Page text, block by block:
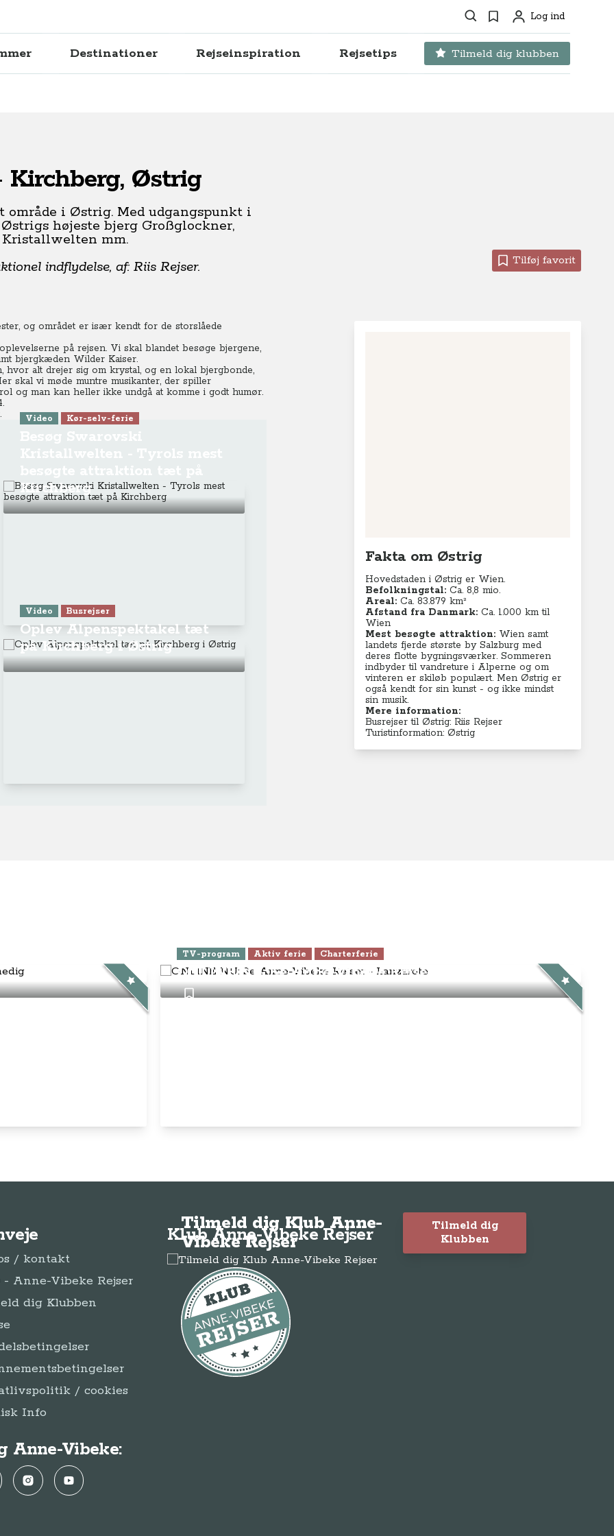
Søg Favoritter
ProfilLog ind
Destinationer Rejseinspiration Rejsetips Tilmeld dig klubben
Kirchberg, Østrig
i Østrig. Med udgangspunkt i
Østrigs højeste bjerg Großglockner,
mm.
indflydelse, af: Riis Rejser.
Tilføj favorit
og området er især kendt for de storslåede
på rejsen. Vi skal blandet besøge bjergene,
bjergkæden Wilder Kaiser.
alt drejer sig om krystal, og en lokal bjergbonde,
skal vi møde muntre musikanter, der spiller
og man kan heller ikke undgå at komme i godt humør.
Video Kør-selv-ferie
Kirchberg
Video Busrejser
Oplev Alpenspektakel tæt
på Kirchberg i Østrig
Fakta om Østrig
Hovedstaden i Østrig er Wien.
Befolkningstal: Ca. 8,8 mio.
Areal:Ca. 83.879 km²
Afstand fra Danmark: Ca. 1.000 km til
Wien
Mest besøgte attraktion: Wien samt
landets fjerde største by Salzburg med
deres flotte bygningsværker. Sommeren
indbyder til vandreture i Alperne og om
vinteren er skiløb populært. Men Østrig er
også kendt for sin kunst - og ikke mindst
sin musik.
Mere information:
Busrejser til Østrig: Riis Rejser
Turistinformation: Østrig
TV-program Aktiv ferie Charterferie
ONLINE NU: Se Anne-Vibeke Rejser - Lanzarote
/ kontakt
- Anne-Vibeke Rejser
dig Klubben
/ cookies
Info
Anne-Vibeke:
InstagramYouTube
Klub Anne-Vibeke Rejser
Tilmeld dig Klub Anne-
Vibeke Rejser
Tilmeld dig
Klubben